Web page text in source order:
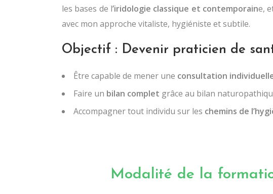
les bases de l’iridologie classique et contemporaine,
avec mon approche vitaliste, hygiéniste et subtile.
Objectif : Devenir praticien de
Être capable de mener une consultation
Faire un bilan complet grâce au bilan
Accompagner tout individu sur les chemins de
Modalité de la